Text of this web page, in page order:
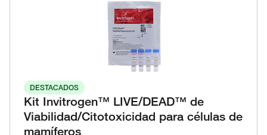
DESTACADOS
Kit Invitrogen™ LIVE/DEAD™ de
Viabilidad/Citotoxicidad para células de
mamíferos